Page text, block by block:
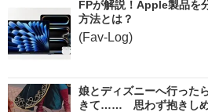
FPが解説！Apple製品を
方法とは？
(Fav-Log)
娘とディズニーへ行った
きて…… 思わず抱きしめ